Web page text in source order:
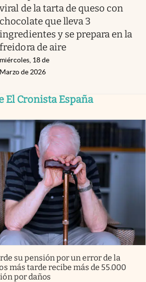
viral de la tarta de queso con
chocolate que lleva 3
ingredientes y se prepara en la
freidora de aire
miércoles, 18 de
Marzo de 2026
El Cronista España
su pensión por un error de la
más tarde recibe más de 55.000
por daños